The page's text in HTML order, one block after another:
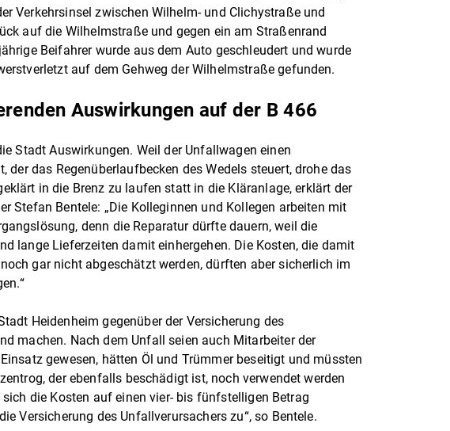
Verkehrsinsel zwischen Wilhelm- und Clichystraße und
auf die Wilhelmstraße und gegen ein am Straßenrand
Beifahrer wurde aus dem Auto geschleudert und wurde
auf dem Gehweg der Wilhelmstraße gefunden.
Auswirkungen auf der B 466
Stadt Auswirkungen. Weil der Unfallwagen einen
der das Regenüberlaufbecken des Wedels steuert, drohe das
in die Brenz zu laufen statt in die Kläranlage, erklärt der
Stefan Bentele: „Die Kolleginnen und Kollegen arbeiten mit
denn die Reparatur dürfte dauern, weil die
lange Lieferzeiten damit einhergehen. Die Kosten, die damit
gar nicht abgeschätzt werden, dürften aber sicherlich im
Heidenheim gegenüber der Versicherung des
machen. Nach dem Unfall seien auch Mitarbeiter der
gewesen, hätten Öl und Trümmer beseitigt und müssten
der ebenfalls beschädigt ist, noch verwendet werden
die Kosten auf einen vier- bis fünfstelligen Betrag
Versicherung des Unfallverursachers zu“, so Bentele.